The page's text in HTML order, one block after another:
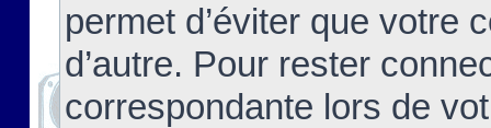
permet d’éviter que votre
d’autre. Pour rester
correspondante lors de